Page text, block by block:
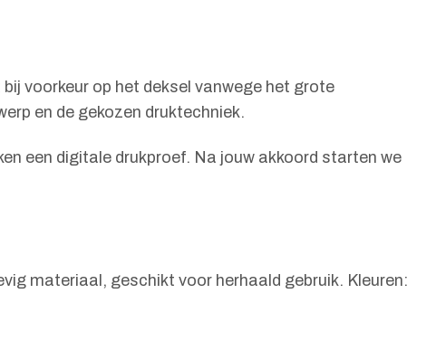
voorkeur op het deksel vanwege het grote
en de gekozen druktechniek.
een digitale drukproef. Na jouw akkoord starten we
materiaal, geschikt voor herhaald gebruik. Kleuren: